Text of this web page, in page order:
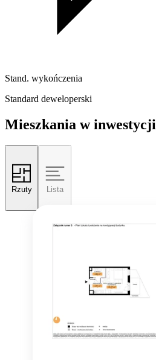
Stand. wykończenia
Standard deweloperski
Mieszkania w inwestycji
Rzuty Lista